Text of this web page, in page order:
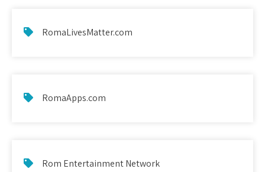
RomaLivesMatter.com
RomaApps.com
Rom Entertainment Network